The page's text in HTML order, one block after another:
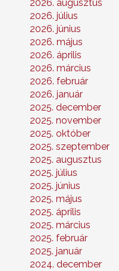
2026. augusztus
2026. július
2026. június
2026. május
2026. április
2026. március
2026. február
2026. január
2025. december
2025. november
2025. október
2025. szeptember
2025. augusztus
2025. július
2025. június
2025. május
2025. április
2025. március
2025. február
2025. január
2024. december